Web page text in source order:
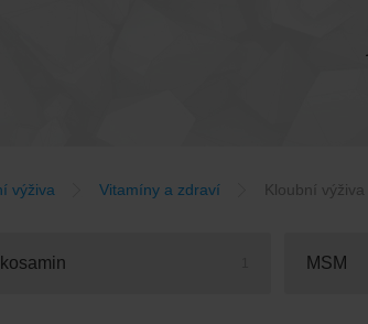
výživa Vitamíny a zdraví Kloubní výživa
MSM